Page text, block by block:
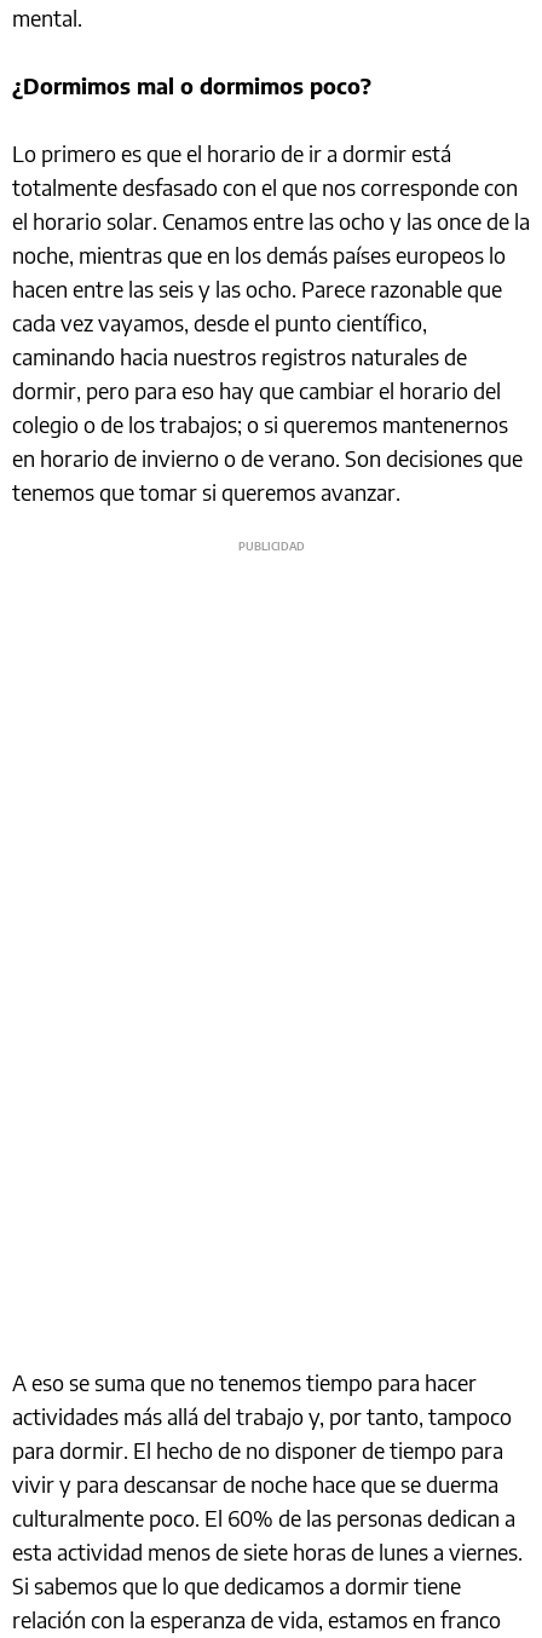
mental.
¿Dormimos mal o dormimos poco?
Lo primero es que el horario de ir a dormir está
totalmente desfasado con el que nos corresponde con
el horario solar. Cenamos entre las ocho y las once de la
noche, mientras que en los demás países europeos lo
hacen entre las seis y las ocho. Parece razonable que
cada vez vayamos, desde el punto científico,
caminando hacia nuestros registros naturales de
dormir, pero para eso hay que cambiar el horario del
colegio o de los trabajos; o si queremos mantenernos
en horario de invierno o de verano. Son decisiones que
tenemos que tomar si queremos avanzar.
A eso se suma que no tenemos tiempo para hacer
actividades más allá del trabajo y, por tanto, tampoco
para dormir. El hecho de no disponer de tiempo para
vivir y para descansar de noche hace que se duerma
culturalmente poco. El 60% de las personas dedican a
esta actividad menos de siete horas de lunes a viernes.
Si sabemos que lo que dedicamos a dormir tiene
relación con la esperanza de vida, estamos en franco